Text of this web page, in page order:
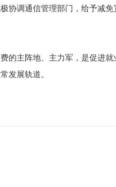
协调通信管理部门，给予减
主阵地、主力军，是促进就
发展轨道。